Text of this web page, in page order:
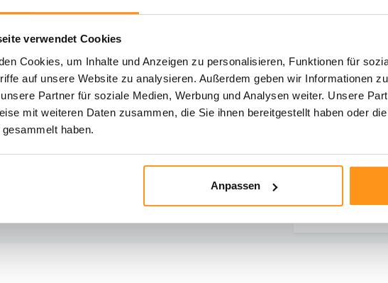
verwendet Cookies
Cookies, um Inhalte und Anzeigen zu personalisieren, Funktionen für
auf unsere Website zu analysieren. Außerdem geben wir Informationen
Partner für soziale Medien, Werbung und Analysen weiter. Unsere
mit weiteren Daten zusammen, die Sie ihnen bereitgestellt haben oder
haben.
Anpassen
Brauchst du Hilfe?
Kontaktiere unseren Kundenservice
Rücksendung
Direkt